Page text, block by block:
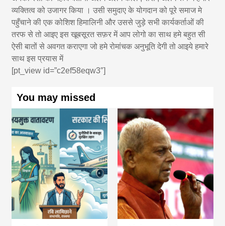
व्यक्तित्व को उजागर किया । उसी समुदाए के योगदान को पूरे समाज मे
पहुँचाने की एक कोशिश हिमालिनी और उससे जुड़े सभी कार्यकर्ताओं की
तरफ से तो आइए इस खूबसूरत सफ़र में आप लोगो का साथ हमे बहुत सी
ऐसी बातों से अवगत कराएगा जो हमे रोमांचक अनुभूति देगी तो आइये हमारे
साथ इस प्रयास में
[pt_view id=”c2ef58eqw3″]
You may missed